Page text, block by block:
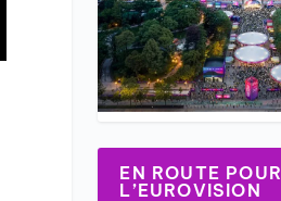
EN ROUTE POUR
L’EUROVISION